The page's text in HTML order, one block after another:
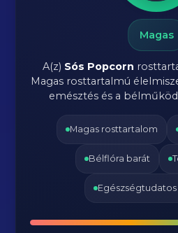
Magas
A(z) Sós Popcorn
Magas rosttartalmú
emésztés és a
Magas rosttartalom
Bélflóra barát
Egészségtudatos